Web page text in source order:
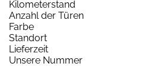
Kilometerstand
Anzahl der Türen
Farbe
Standort
Lieferzeit
Unsere Nummer